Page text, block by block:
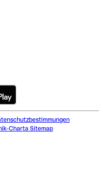
Charta Sitemap